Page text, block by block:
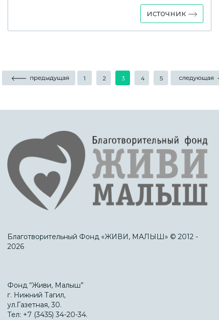
источник
1 2 3 4 5
Благотворительный Фонд «ЖИВИ, МАЛЫШ» © 2012 -
2026
Фонд “Живи, Малыш”
г. Нижний Тагил,
ул.Газетная, 30.
Тел: +7 (3435) 34-20-34.